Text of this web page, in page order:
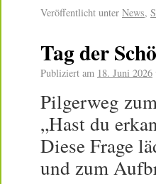
Veröffentlicht unter News,
Tag der
Publiziert am 18. Juni 2026
Pilgerweg
„Hast du
Diese Frage
und zum